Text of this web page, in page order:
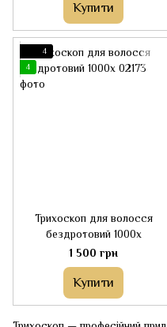
Купити
4
4
Трихоскоп для волосся
бездротовий 1000х
1 500 грн
Купити